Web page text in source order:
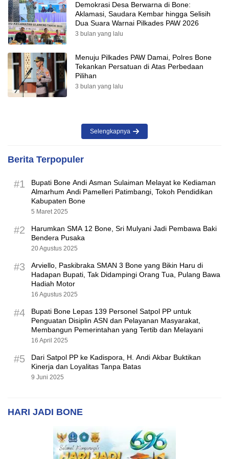
Demokrasi Desa Berwarna di Bone:
Aklamasi, Saudara Kembar hingga Selisih
Dua Suara Warnai Pilkades PAW 2026
3 bulan yang lalu
Menuju Pilkades PAW Damai, Polres Bone
Tekankan Persatuan di Atas Perbedaan
Pilihan
3 bulan yang lalu
Selengkapnya
Berita Terpopuler
#1
Bupati Bone Andi Asman Sulaiman Melayat ke Kediaman
Almarhum Andi Pamelleri Patimbangi, Tokoh Pendidikan
Kabupaten Bone
5 Maret 2025
#2
Harumkan SMA 12 Bone, Sri Mulyani Jadi Pembawa Baki
Bendera Pusaka
20 Agustus 2025
#3
Arviello, Paskibraka SMAN 3 Bone yang Bikin Haru di
Hadapan Bupati, Tak Didampingi Orang Tua, Pulang Bawa
Hadiah Motor
16 Agustus 2025
#4
Bupati Bone Lepas 139 Personel Satpol PP untuk
Penguatan Disiplin ASN dan Pelayanan Masyarakat,
Membangun Pemerintahan yang Tertib dan Melayani
16 April 2025
#5
Dari Satpol PP ke Kadispora, H. Andi Akbar Buktikan
Kinerja dan Loyalitas Tanpa Batas
9 Juni 2025
HARI JADI BONE